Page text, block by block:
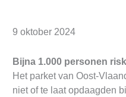
9 oktober 2024
Bijna 1.000 personen
Het parket van Oost-
niet of te laat opdaagden